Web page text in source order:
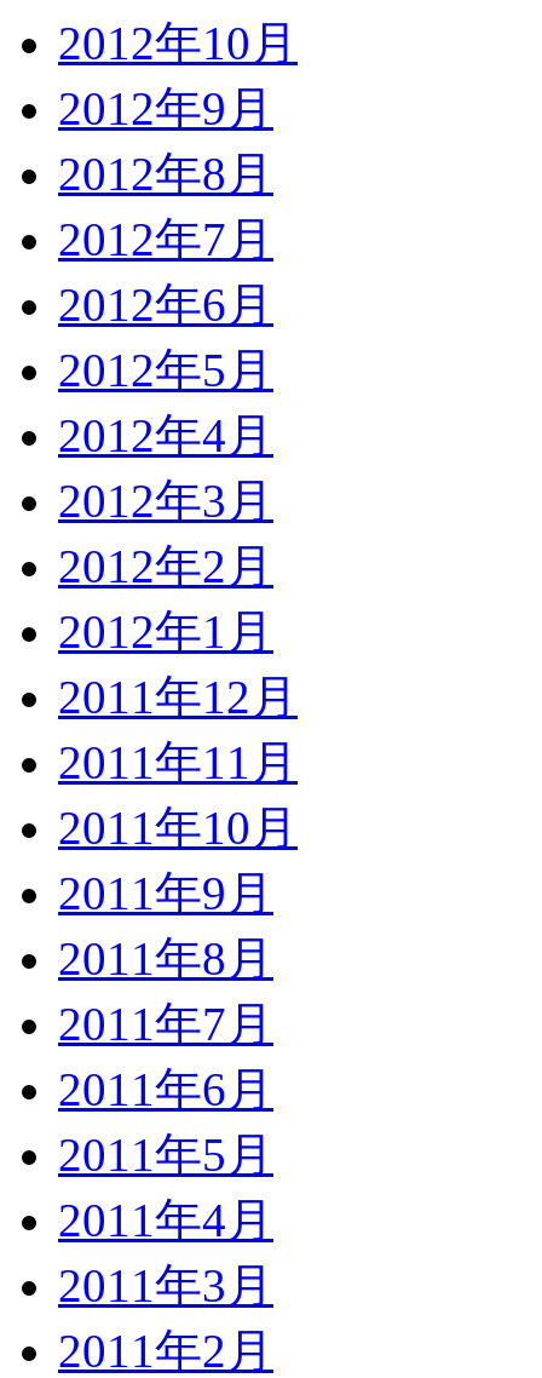
2012年10月
2012年9月
2012年8月
2012年7月
2012年6月
2012年5月
2012年4月
2012年3月
2012年2月
2012年1月
2011年12月
2011年11月
2011年10月
2011年9月
2011年8月
2011年7月
2011年6月
2011年5月
2011年4月
2011年3月
2011年2月